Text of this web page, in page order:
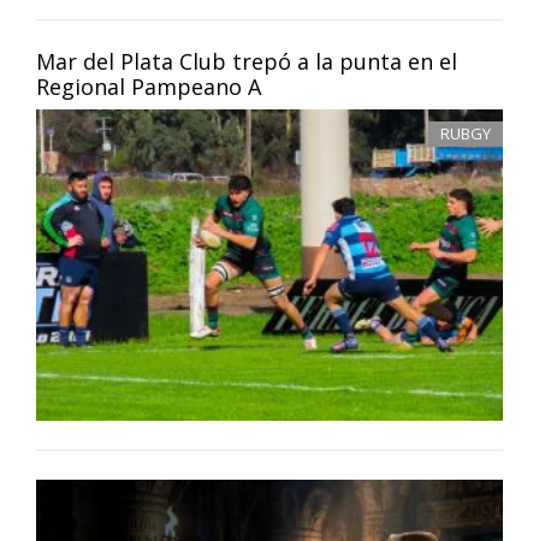
Mar del Plata Club trepó a la punta en el
Regional Pampeano A
RUBGY